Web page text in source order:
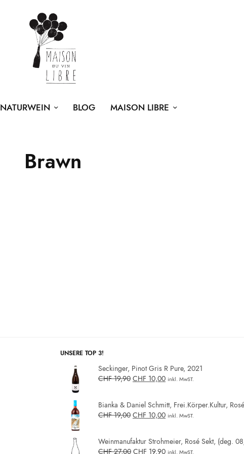
NATURWEIN BLOG MAISON LIBRE
Brawn
UNSERE TOP 3!
Seckinger, Pinot Gris R Pure, 2021
CHF19,90 CHF 10,00 inkl. MwST.
Bianka & Daniel Schmitt, Frei.Körper.Kultur,
CHF19,00 CHF 10,00 inkl. MwST.
Weinmanufaktur Strohmeier, Rosé Sekt, (deg.
CHF27,00 CHF 19,90 inkl. MwST.